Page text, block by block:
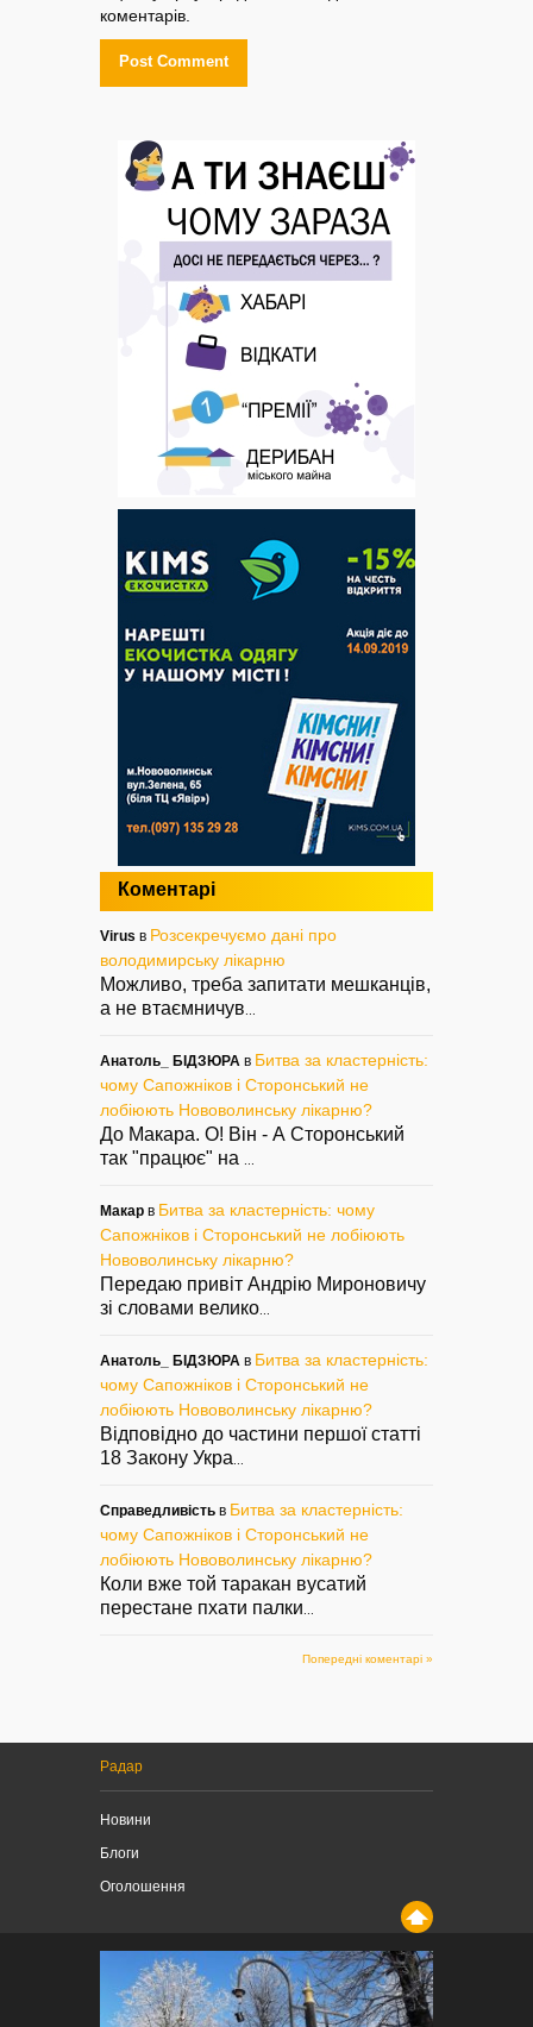
коментарів.
Коментарі
Virus в Розсекречуємо дані про
володимирську лікарню
Можливо, треба запитати мешканців,
а не втаємничув
Анатоль_ БІДЗЮРА в Битва за кластерність:
чому Сапожніков і Сторонський не
лобіюють Нововолинську лікарню?
До Макара. О! Він - А Сторонський
так "працює" на
Макар в Битва за кластерність: чому
Сапожніков і Сторонський не лобіюють
Нововолинську лікарню?
Передаю привіт Андрію Мироновичу
зі словами велико
Анатоль_ БІДЗЮРА в Битва за кластерність:
чому Сапожніков і Сторонський не
лобіюють Нововолинську лікарню?
Відповідно до частини першої статті
18 Закону Укра
Справедливість в Битва за кластерність:
чому Сапожніков і Сторонський не
лобіюють Нововолинську лікарню?
Коли вже той таракан вусатий
перестане пхати палки
Попередні коментарі »
Радар
Новини
Блоги
Оголошення